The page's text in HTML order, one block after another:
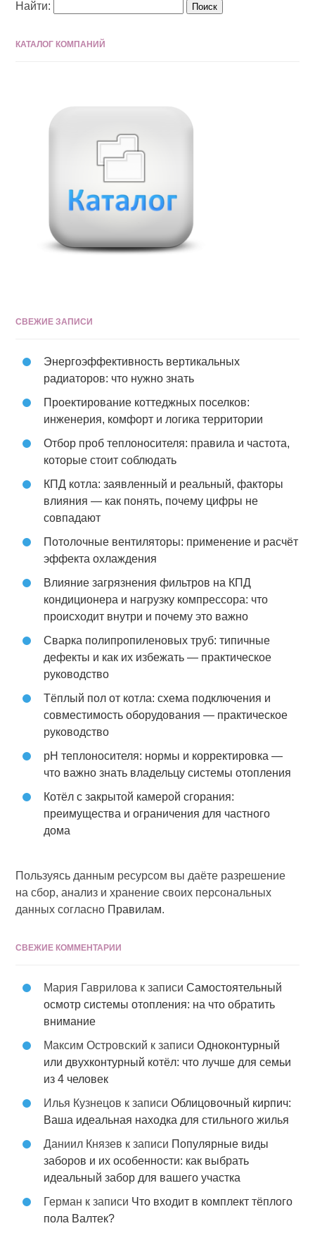
Найти:
КАТАЛОГ КОМПАНИЙ
СВЕЖИЕ ЗАПИСИ
Энергоэффективность вертикальных
радиаторов: что нужно знать
Проектирование коттеджных поселков:
инженерия, комфорт и логика территории
Отбор проб теплоносителя: правила и частота,
которые стоит соблюдать
КПД котла: заявленный и реальный, факторы
влияния — как понять, почему цифры не
совпадают
Потолочные вентиляторы: применение и расчёт
эффекта охлаждения
Влияние загрязнения фильтров на КПД
кондиционера и нагрузку компрессора: что
происходит внутри и почему это важно
Сварка полипропиленовых труб: типичные
дефекты и как их избежать — практическое
руководство
Тёплый пол от котла: схема подключения и
совместимость оборудования — практическое
руководство
pH теплоносителя: нормы и корректировка —
что важно знать владельцу системы отопления
Котёл с закрытой камерой сгорания:
преимущества и ограничения для частного
дома
Пользуясь данным ресурсом вы даёте разрешение
на сбор, анализ и хранение своих персональных
данных согласно Правилам.
СВЕЖИЕ КОММЕНТАРИИ
Мария Гаврилова к записиСамостоятельный
осмотр системы отопления: на что обратить
внимание
Максим Островский к записиОдноконтурный
или двухконтурный котёл: что лучше для семьи
из 4 человек
Илья Кузнецов к записиОблицовочный кирпич:
Ваша идеальная находка для стильного жилья
Даниил Князев к записи Популярные виды
заборов и их особенности: как выбрать
идеальный забор для вашего участка
Герман к записи Что входит в комплект тёплого
пола Валтек?